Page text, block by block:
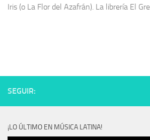
Iris (o La Flor del Azafrán). La librería El
SEGUIR:
¡LO ÚLTIMO EN MÚSICA LATINA!